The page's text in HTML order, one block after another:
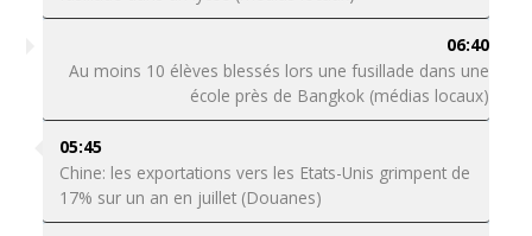
06:40
Au moins 10 élèves blessés lors une fusillade dans une
école près de Bangkok (médias locaux)
05:45
Chine: les exportations vers les Etats-Unis grimpent de
17% sur un an en juillet (Douanes)